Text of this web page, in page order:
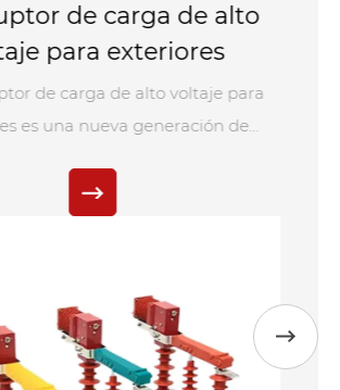
interior de tipo fijo
de 17,5 kV
es una fábrica de China que
en disyuntores interiores de tipo
generalmente se instalan en
interiores con un voltaje
50-60 Hz. Las especificaciones del
y los escenarios de aplicación se